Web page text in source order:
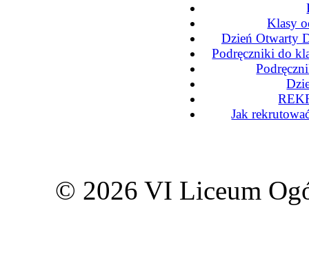
Klasy
Dzień Otwarty
Podręczniki do
Jak
© 2026 VI Liceum